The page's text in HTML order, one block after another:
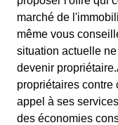
marché de
même vous
situation actuelle
devenir
propriétaires contre
appel à ses
des économies